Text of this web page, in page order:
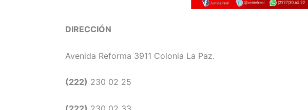
DIRECCIÓN
Avenida Reforma 3911 Colonia La Paz.
(222) 230 02 25